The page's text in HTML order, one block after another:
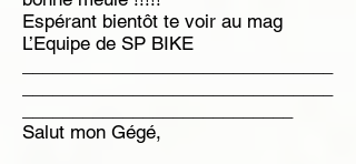
Espérant bientôt te voir au mag
L’Equipe de SP BIKE
Salut mon Gégé,